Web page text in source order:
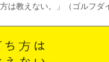
方は教えない。」（ゴルフダ